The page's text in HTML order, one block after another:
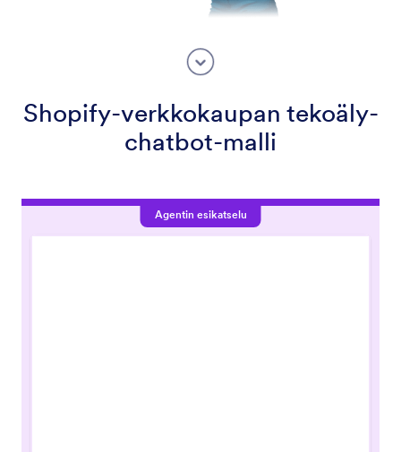
Shopify-verkkokaupan tekoäly-
chatbot-malli